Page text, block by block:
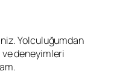
Yolculuğumdan
deneyimleri